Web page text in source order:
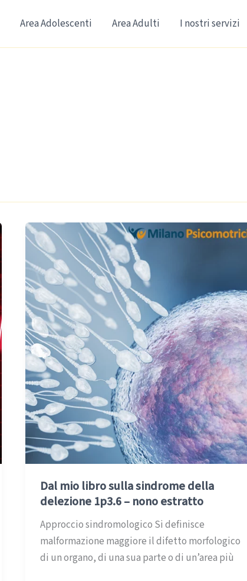
Area Adolescenti Area Adulti I nostri servizi
Dal mio libro sulla sindrome della
delezione 1p3.6 – nono estratto
Approccio sindromologico Si definisce
malformazione maggiore il difetto morfologico
di un organo, di una sua parte o di un’area più